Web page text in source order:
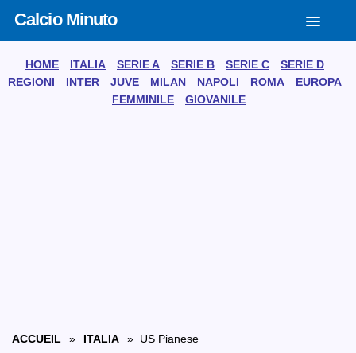
Calcio Minuto
HOME ITALIA SERIE A SERIE B SERIE C
SERIE D
REGIONI
INTER JUVE MILAN NAPOLI ROMA
EUROPA
FEMMINILE
GIOVANILE
ACCUEIL » ITALIA » US Pianese